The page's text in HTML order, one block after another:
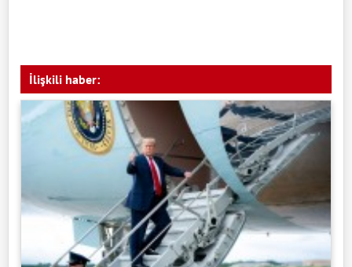
İlişkili haber: